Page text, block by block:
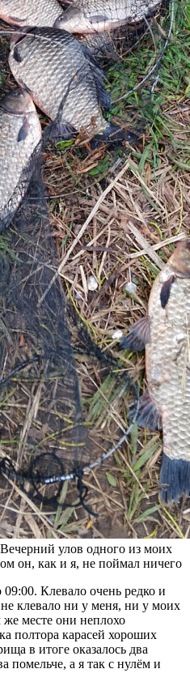
улов одного из моих
он, как и я, не поймал ничего
Клевало очень редко и
клевало ни у меня, ни у моих
же месте они неплохо
полтора карасей хороших
в итоге оказалось два
помельче, а я так с нулём и